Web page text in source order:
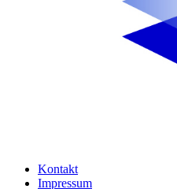
Kontakt
Impressum